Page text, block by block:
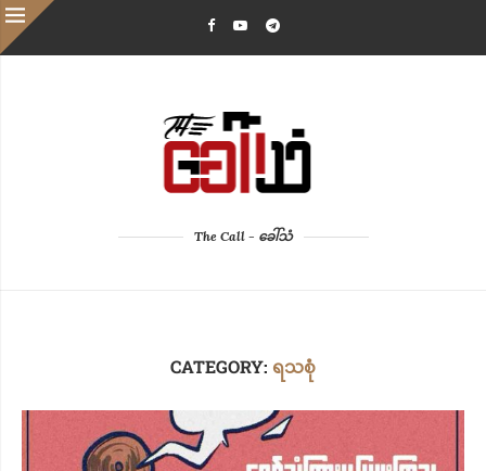
The Call - ခေါ်သံ
CATEGORY: ရသစုံ